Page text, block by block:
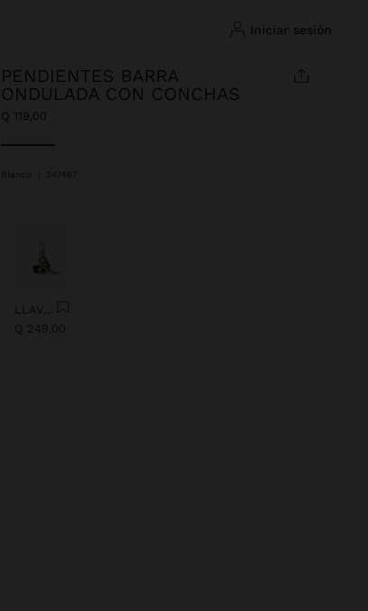
iniciar sesión
PENDIENTES BARRA
ONDULADA CON CONCHAS
Q 119,00
Seleccionado
Blanco 247467
Q 249,00